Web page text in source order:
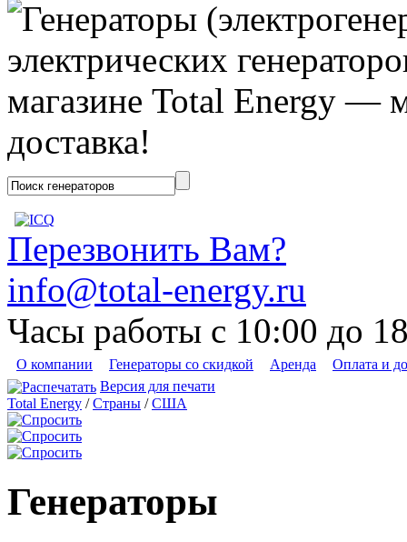
Перезвонить Вам?
info@total-energy.ru
Часы работы с 10:00 до
О компании Генераторы со скидкой Аренда
Оплата и
Версия для печати
Total Energy /Страны /США
Генераторы